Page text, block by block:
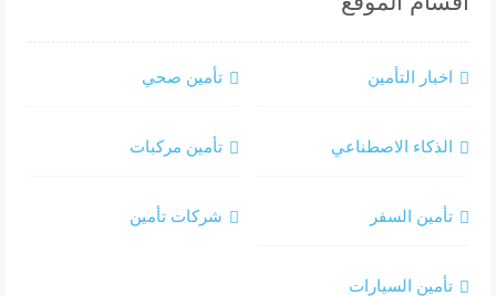
اخبار التأمين
الذكاء الاصطناعي
تأمين السفر
تأمين السيارات
تأمين صحي
تأمين مركبات
شركات تأمين